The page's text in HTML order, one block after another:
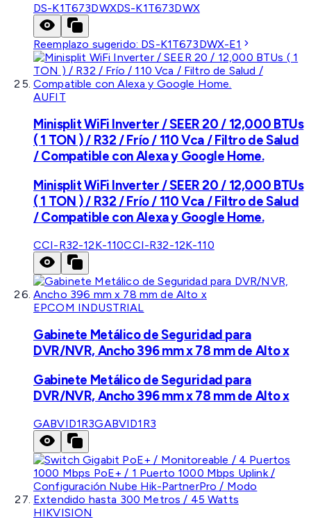
DS-K1T673DWXDS-K1T673DWX
Reemplazo sugerido: DS-K1T673DWX-E1
AUFIT
Minisplit WiFi Inverter / SEER 20 / 12,000 BTUs
( 1 TON ) / R32 / Frío / 110 Vca / Filtro de Salud
/ Compatible con Alexa y Google Home.
Minisplit WiFi Inverter / SEER 20 / 12,000 BTUs
( 1 TON ) / R32 / Frío / 110 Vca / Filtro de Salud
/ Compatible con Alexa y Google Home.
CCI-R32-12K-110CCI-R32-12K-110
EPCOM INDUSTRIAL
Gabinete Metálico de Seguridad para
DVR/NVR, Ancho 396 mm x 78 mm de Alto x
Gabinete Metálico de Seguridad para
DVR/NVR, Ancho 396 mm x 78 mm de Alto x
GABVID1R3GABVID1R3
HIKVISION